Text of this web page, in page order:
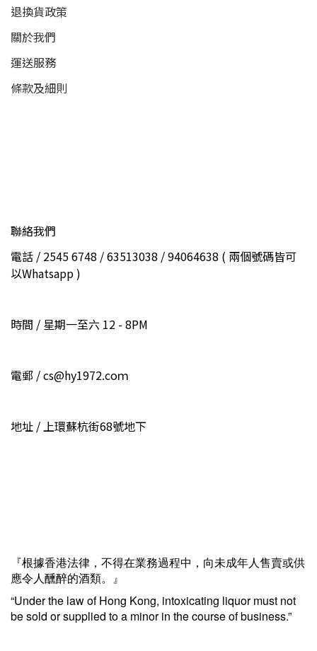
退換貨政策
關於我們
運送服務
條款及細則
聯絡我們
電話 / 2545 6748 / 63513038 / 94064638 ( 兩個號碼皆可
以Whatsapp )
時間 / 星期一至六 12 - 8PM
電郵 / cs@hy1972.coｍ
地址 / 上環蘇杭街68號地下
『根據香港法律，不得在業務過程中，向未成年人售賣或供
應令人醺醉的酒類。』
“Under the law of Hong Kong, intoxicating liquor must not
be sold or supplied to a minor in the course of business.”